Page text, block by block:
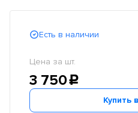
Есть в наличии
Цена за шт.
3 750c
Купить